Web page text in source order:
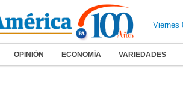
Viernes
OPINIÓN ECONOMÍA VARIEDADES